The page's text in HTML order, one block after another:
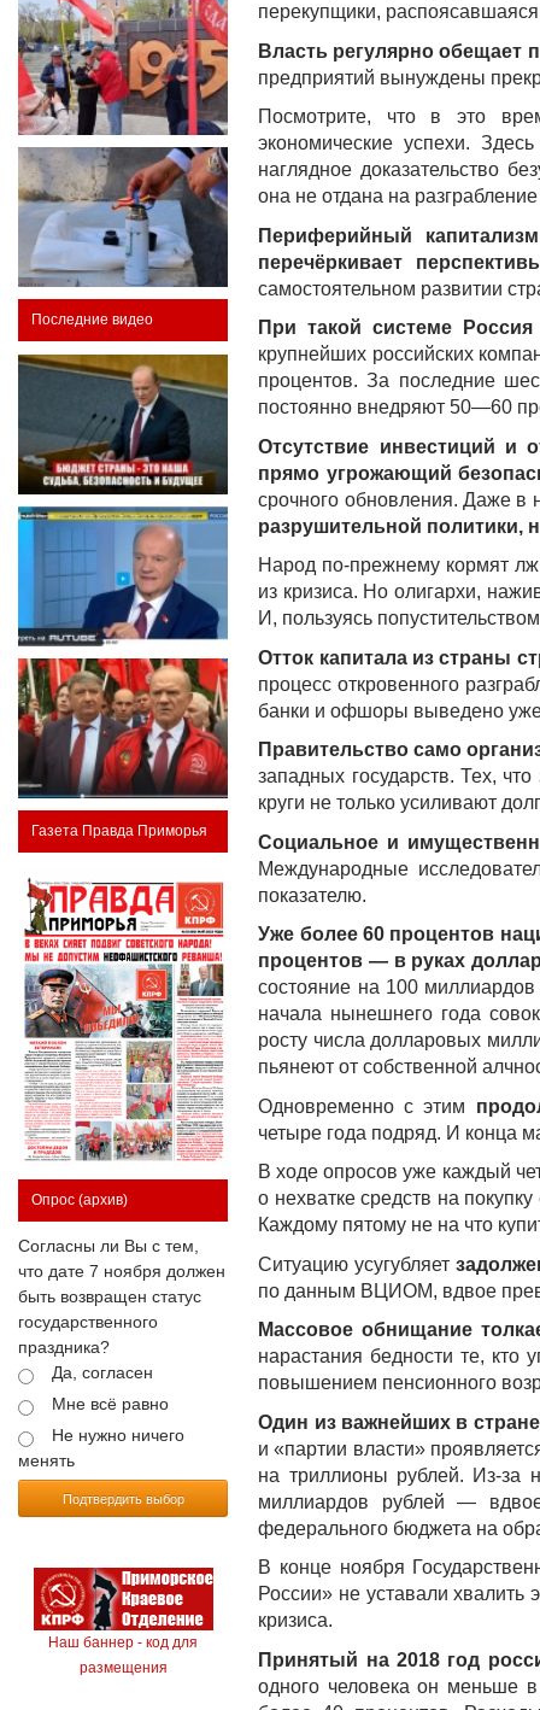
Последние видео
Газета Правда Приморья
Опрос (архив)
Согласны ли Вы с тем,
что дате 7 ноября должен
быть возвращен статус
государственного
праздника?
Да, согласен
Мне всё равно
Не нужно ничего
менять
Подтвердить выбор
Наш баннер - код для
размещения
перекупщики,
Власть регулярно обещает
предприятий вынуждены
Посмотрите, что в это
экономические успехи.
наглядное доказательство
она не отдана на
Периферийный
перечёркивает
самостоятельном развитии
При такой системе Россия
крупнейших российских
процентов. За последние
постоянно внедряют 50—60
Отсутствие инвестиций и
прямо угрожающий
срочного обновления. Даже в
разрушительной политики,
Народ по-прежнему кормят
из кризиса. Но олигархи,
И, пользуясь
Отток капитала из страны
процесс откровенного
банки и офшоры выведено
Правительство само
западных государств. Тех,
круги не только усиливают
Социальное и
Международные
показателю.
Уже более 60 процентов
процентов — в руках
состояние на 100
начала нынешнего года
росту числа долларовых
пьянеют от собственной
Одновременно с этим
четыре года подряд. И конца
В ходе опросов уже каждый
о нехватке средств на
Каждому пятому не на что
Ситуацию усугубляет
по данным ВЦИОМ, вдвое
Массовое обнищание
нарастания бедности те, кто
повышением пенсионного
Один из важнейших в
и «партии власти»
на триллионы рублей. Из-за
миллиардов рублей —
федерального бюджета на
В конце ноября
России» не уставали хвалить
кризиса.
Принятый на 2018 год
одного человека он меньше